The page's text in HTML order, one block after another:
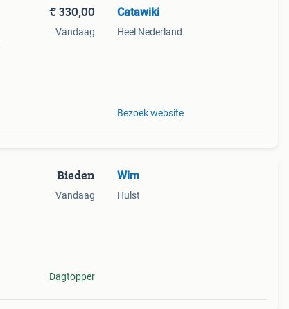
€ 330,00
Vandaag
Catawiki
Heel Nederland
Bezoek website
Bieden
Vandaag
Dagtopper
Wim
Hulst